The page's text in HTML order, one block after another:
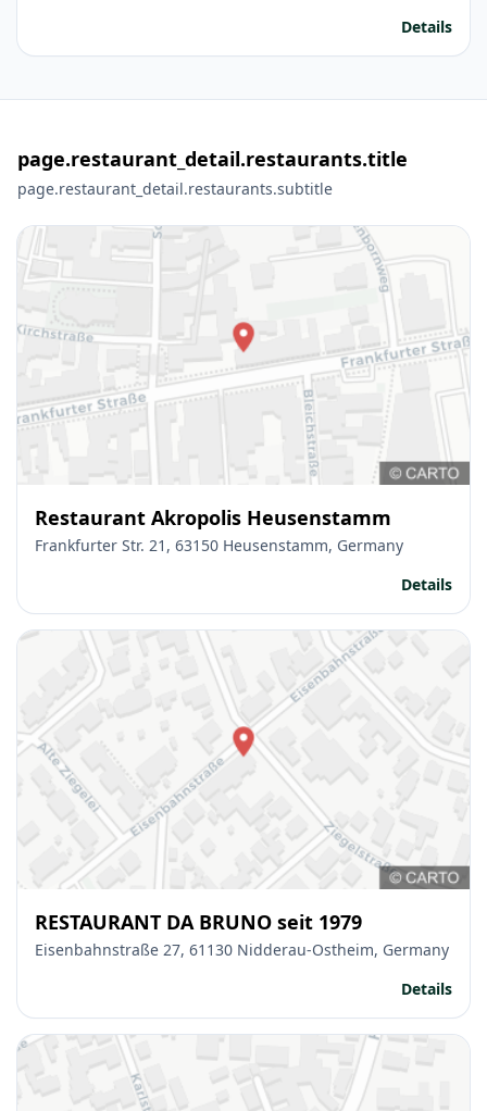
Details
page.restaurant_detail.restaurants.title
page.restaurant_detail.restaurants.subtitle
Restaurant Akropolis Heusenstamm
Frankfurter Str. 21, 63150 Heusenstamm, Germany
Details
RESTAURANT DA BRUNO seit 1979
Eisenbahnstraße 27, 61130 Nidderau-Ostheim, Germany
Details